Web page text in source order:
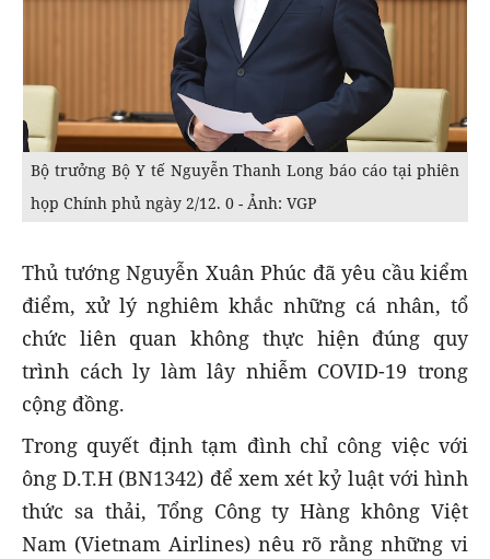
Bộ trưởng Bộ Y tế Nguyễn Thanh Long báo cáo tại phiên
họp Chính phủ ngày 2/12. 0 - Ảnh: VGP
Thủ tướng Nguyễn Xuân Phúc đã yêu cầu kiểm
điểm, xử lý nghiêm khắc những cá nhân, tổ
chức liên quan không thực hiện đúng quy
trình cách ly làm lây nhiễm COVID-19 trong
cộng đồng.
Trong quyết định tạm đình chỉ công việc với
ông D.T.H (BN1342) để xem xét kỷ luật với hình
thức sa thải, Tổng Công ty Hàng không Việt
Nam (Vietnam Airlines) nêu rõ rằng những vi